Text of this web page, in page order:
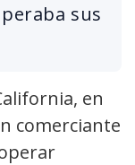
sus
en
comerciante